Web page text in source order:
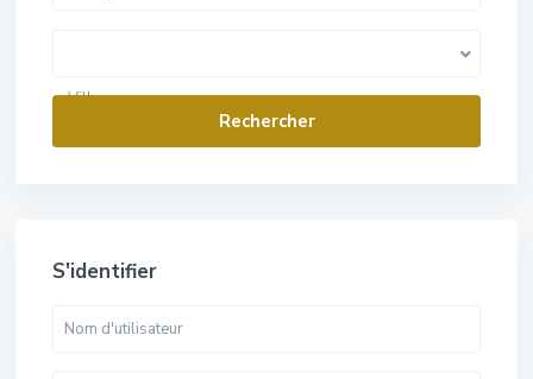
Villes
S'identifier